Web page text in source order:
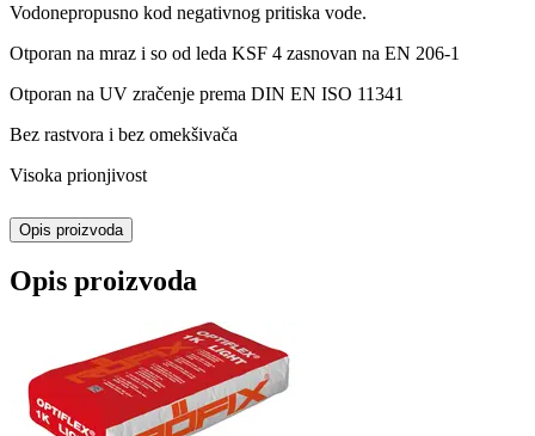
Vodonepropusno kod negativnog pritiska vode.
Otporan na mraz i so od leda KSF 4 zasnovan na EN 206-1
Otporan na UV zračenje prema DIN EN ISO 11341
Bez rastvora i bez omekšivača
Visoka prionjivost
Opis proizvoda
Opis proizvoda